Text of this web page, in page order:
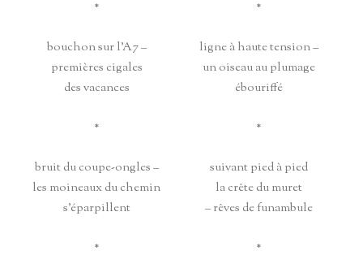
*
bouchon sur l’A7 –
premières cigales
des vacances
*
bruit du coupe-ongles –
les moineaux du chemin
s’éparpillent
*
*
ligne à haute tension –
un oiseau au plumage
ébouriffé
*
suivant pied à pied
la crête du muret
– rêves de funambule
*